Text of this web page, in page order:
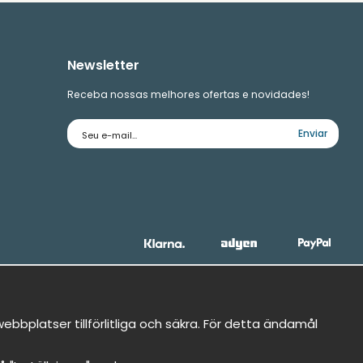
Newsletter
Receba nossas melhores ofertas e novidades!
Endereço
de
Enviar
tillförlitliga och säkra. För detta ändamål